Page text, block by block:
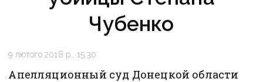
Чубенко
9 лютого 2018 р., 15:30
Апелляционный суд Донецкой области